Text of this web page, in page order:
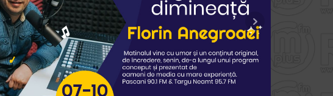
cucerit imediat inimile tuturor prezenților: gelato
gratuit pentru toată lumea! Încă de la primele ore
ale […]
„Podcast Jeunesse”, un proiect
susținut de Organizația
Internațională a Francofoniei.